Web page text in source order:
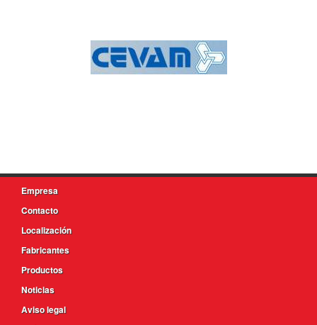
Empresa
Contacto
Localización
Fabricantes
Productos
Noticias
Aviso legal